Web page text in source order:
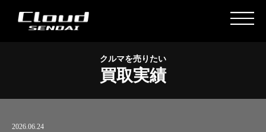
クルマを売りたい
買取実績
2026.06.24